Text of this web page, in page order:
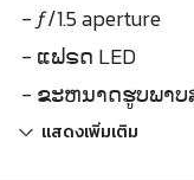
- ƒ/1.5 aperture
- ແຟຣດ LED
- ຂະຫນາດຮູບພາບ
แสดงเพิ่มเติม